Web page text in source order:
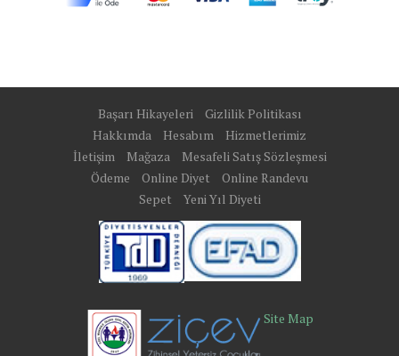
Başarı Hikayeleri
Gizlilik Politikası
Hakkımda
Hesabım
Hizmetlerimiz
İletişim
Mağaza
Mesafeli Satış Sözleşmesi
Ödeme
Online Diyet
Online Randevu
Sepet
Yeni Yıl Diyeti
Site Map